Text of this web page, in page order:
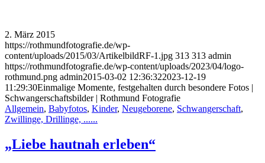
2. März 2015
https://rothmundfotografie.de/wp-
content/uploads/2015/03/ArtikelbildRF-1.jpg 313 313 admin
https://rothmundfotografie.de/wp-content/uploads/2023/04/logo-
rothmund.png admin2015-03-02 12:36:322023-12-19
11:29:30Einmalige Momente, festgehalten durch besondere Fotos |
Schwangerschaftsbilder | Rothmund Fotografie
Allgemein, Babyfotos, Kinder, Neugeborene, Schwangerschaft,
Zwillinge, Drillinge, ......
„Liebe hautnah erleben“